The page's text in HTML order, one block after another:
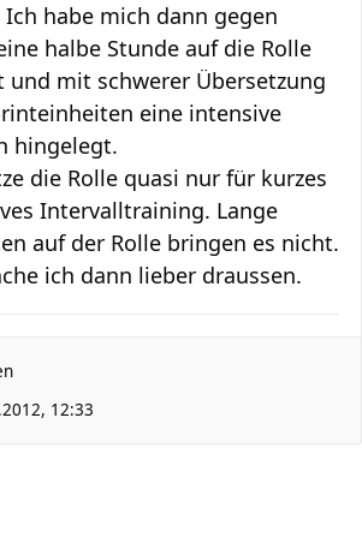
habe mich dann gegen
halbe Stunde auf die Rolle
und mit schwerer Übersetzung
eine intensive
hingelegt.
die Rolle quasi nur für kurzes
Intervalltraining. Lange
auf der Rolle bringen es nicht.
ich dann lieber draussen.
12:33